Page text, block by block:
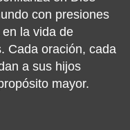
con presiones
la vida de
Cada oración, cada
a sus hijos
mayor.